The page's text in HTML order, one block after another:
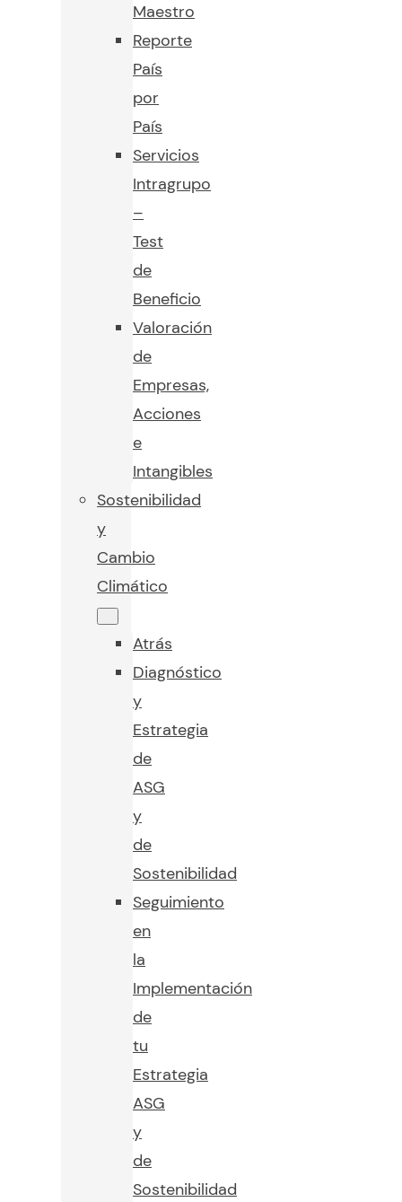
Maestro
Reporte
País
por
País
Servicios
Intragrupo
–
Test
de
Beneficio
Valoración
de
Empresas,
Acciones
e
Intangibles
Sostenibilidad
y
Cambio
Climático
Atrás
Diagnóstico
y
Estrategia
de
ASG
y
de
Sostenibilidad
Seguimiento
en
la
Implementación
de
tu
Estrategia
ASG
y
de
Sostenibilidad